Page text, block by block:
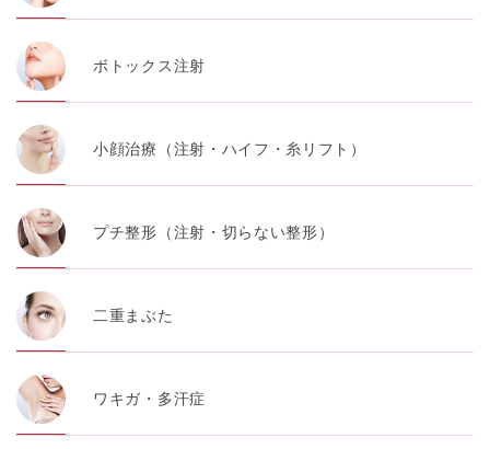
ボトックス注射
小顔治療（注射・ハイフ・糸リフト）
プチ整形（注射・切らない整形）
二重まぶた
ワキガ・多汗症